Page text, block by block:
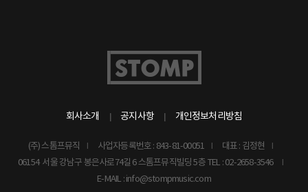
회사소개 공지사항 개인정보처리방침
(주) 스톰프뮤직 사업자등록번호 : 843-81-00051
대표 : 김정현
06154 서울 강남구 봉은사로74길 6 스톰프뮤직빌딩 5층 TEL : 02-2658-3546
E-MAIL : info@stompmusic.com